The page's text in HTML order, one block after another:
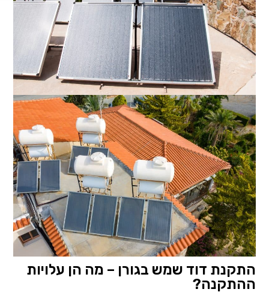
התקנת דוד שמש בגורן – מה הן עלויות
ההתקנה?